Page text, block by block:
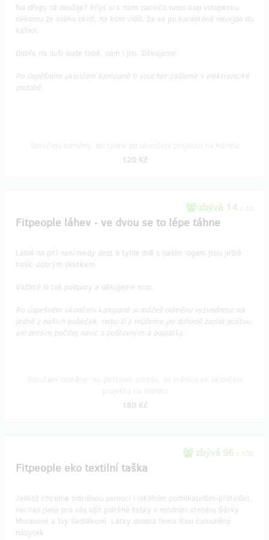
Na dřepy tě neužije? Přijď si k nám zacvičit nebo kup vstupenku
někomu ze svého okolí, na kom vidíš, že se po karanténě nevejde do
kalhot.
Dobře na duši bude tobě, nám i jim. Děkujeme.
Po úspěšném ukončení kampaně ti voucher zašleme v elektronické
podobě.
120 Kč
zbývá 14 z 30
Fitpeople láhev - ve dvou se to lépe táhne
Láhví na pití není nikdy dost a tyhle dvě s naším logem jsou ještě
navíc dobrým skutkem.
Vážíme si tvé podpory a děkujeme moc.
Po úspešném ukončení kampaně si můžeš odměnu vyzvednout na
jedné z našich poboček, nebo ti ji můžeme po dohodě zaslat poštou,
ale prosím počítej navíc s poštovným a poplatky.
180 Kč
zbývá 96 z 100
Fitpeople eko textilní taška
Jelikož chceme odměnou pomoci i lokálním podnikatelům-přátelům,
nechali jsme pro vás ušít plátěné tašky v módním ateliéru Šárky
Moravové a Ivy Sedlákové. Látky dodala firma Rasl čalouněný
nábytek.